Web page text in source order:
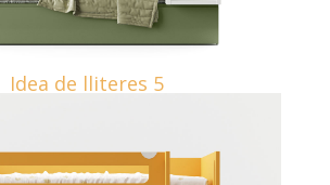
Idea de lliteres 5